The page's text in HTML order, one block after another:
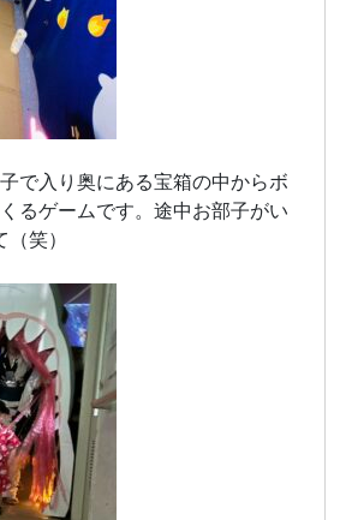
で入り奥にある宝箱の中からボ
るゲームです。途中お部子がい
笑）